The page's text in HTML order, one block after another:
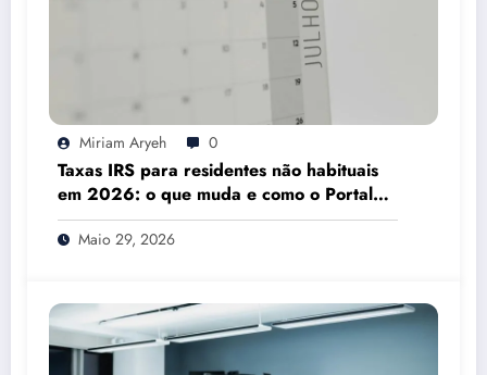
Miriam Aryeh 0
Taxas IRS para residentes não habituais
em 2026: o que muda e como o Portal
das Finanças pode ajudar
Maio 29, 2026